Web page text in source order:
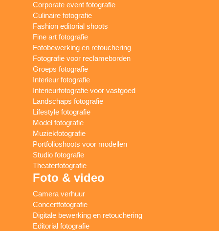
Corporate event fotografie
Culinaire fotografie
Fashion editorial shoots
Fine art fotografie
Fotobewerking en retouchering
Fotografie voor reclameborden
Groeps fotografie
Interieur fotografie
Interieurfotografie voor vastgoed
Landschaps fotografie
Lifestyle fotografie
Model fotografie
Muziekfotografie
Portfolioshoots voor modellen
Studio fotografie
Theaterfotografie
Foto & video
Camera verhuur
Concertfotografie
Digitale bewerking en retouchering
Editorial fotografie